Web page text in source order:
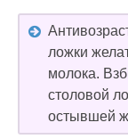
ложки
молока.
столовой
остывшей